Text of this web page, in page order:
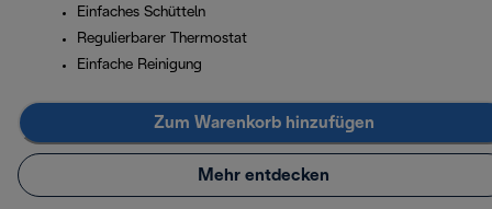
Einfaches Schütteln
Regulierbarer Thermostat
Einfache Reinigung
Zum Warenkorb hinzufügen
Mehr entdecken